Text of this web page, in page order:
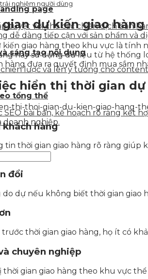
page
tuyệt vời cho các chiến dịch bán
dễ dàng tiếp cận với sản phẩm và
sáng tạo nội dung
lược và lên ý tưởng cho
tổng thể
SEO bài bản, kế hoạch rõ ràng kết
doanh nghiệp.
nghiệm người dùng
dự kiến giao hàng
kiến giao hàng theo khu vực là tính
này sử dụng dữ liệu từ hệ thống
đưa ra quyết định mua sắm
hiển thị thời gian
khách hàng
tin thời gian giao hàng rõ ràng giúp
đổi
dự nếu không biết thời gian
trước thời gian giao hàng, họ ít có
chuyên nghiệp
gian giao hàng theo khu vực